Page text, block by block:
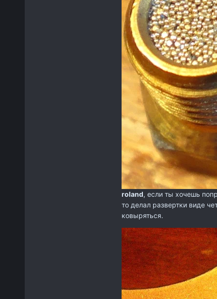
roland, если ты хочешь
то делал развертки виде
ковыряться.